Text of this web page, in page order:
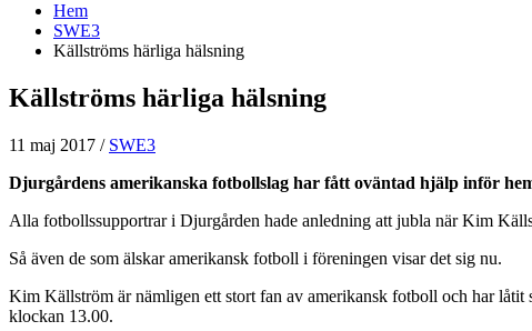
Hem
SWE3
Källströms härliga hälsning
Källströms härliga hälsning
11 maj 2017 / SWE3
Djurgårdens amerikanska fotbollslag har fått oväntad hjälp inför
Alla fotbollssupportrar i Djurgården hade anledning att jubla när Kim
Så även de som älskar amerikansk fotboll i föreningen visar det sig nu.
Kim Källström är nämligen ett stort fan av amerikansk fotboll och har låtit
klockan 13.00.